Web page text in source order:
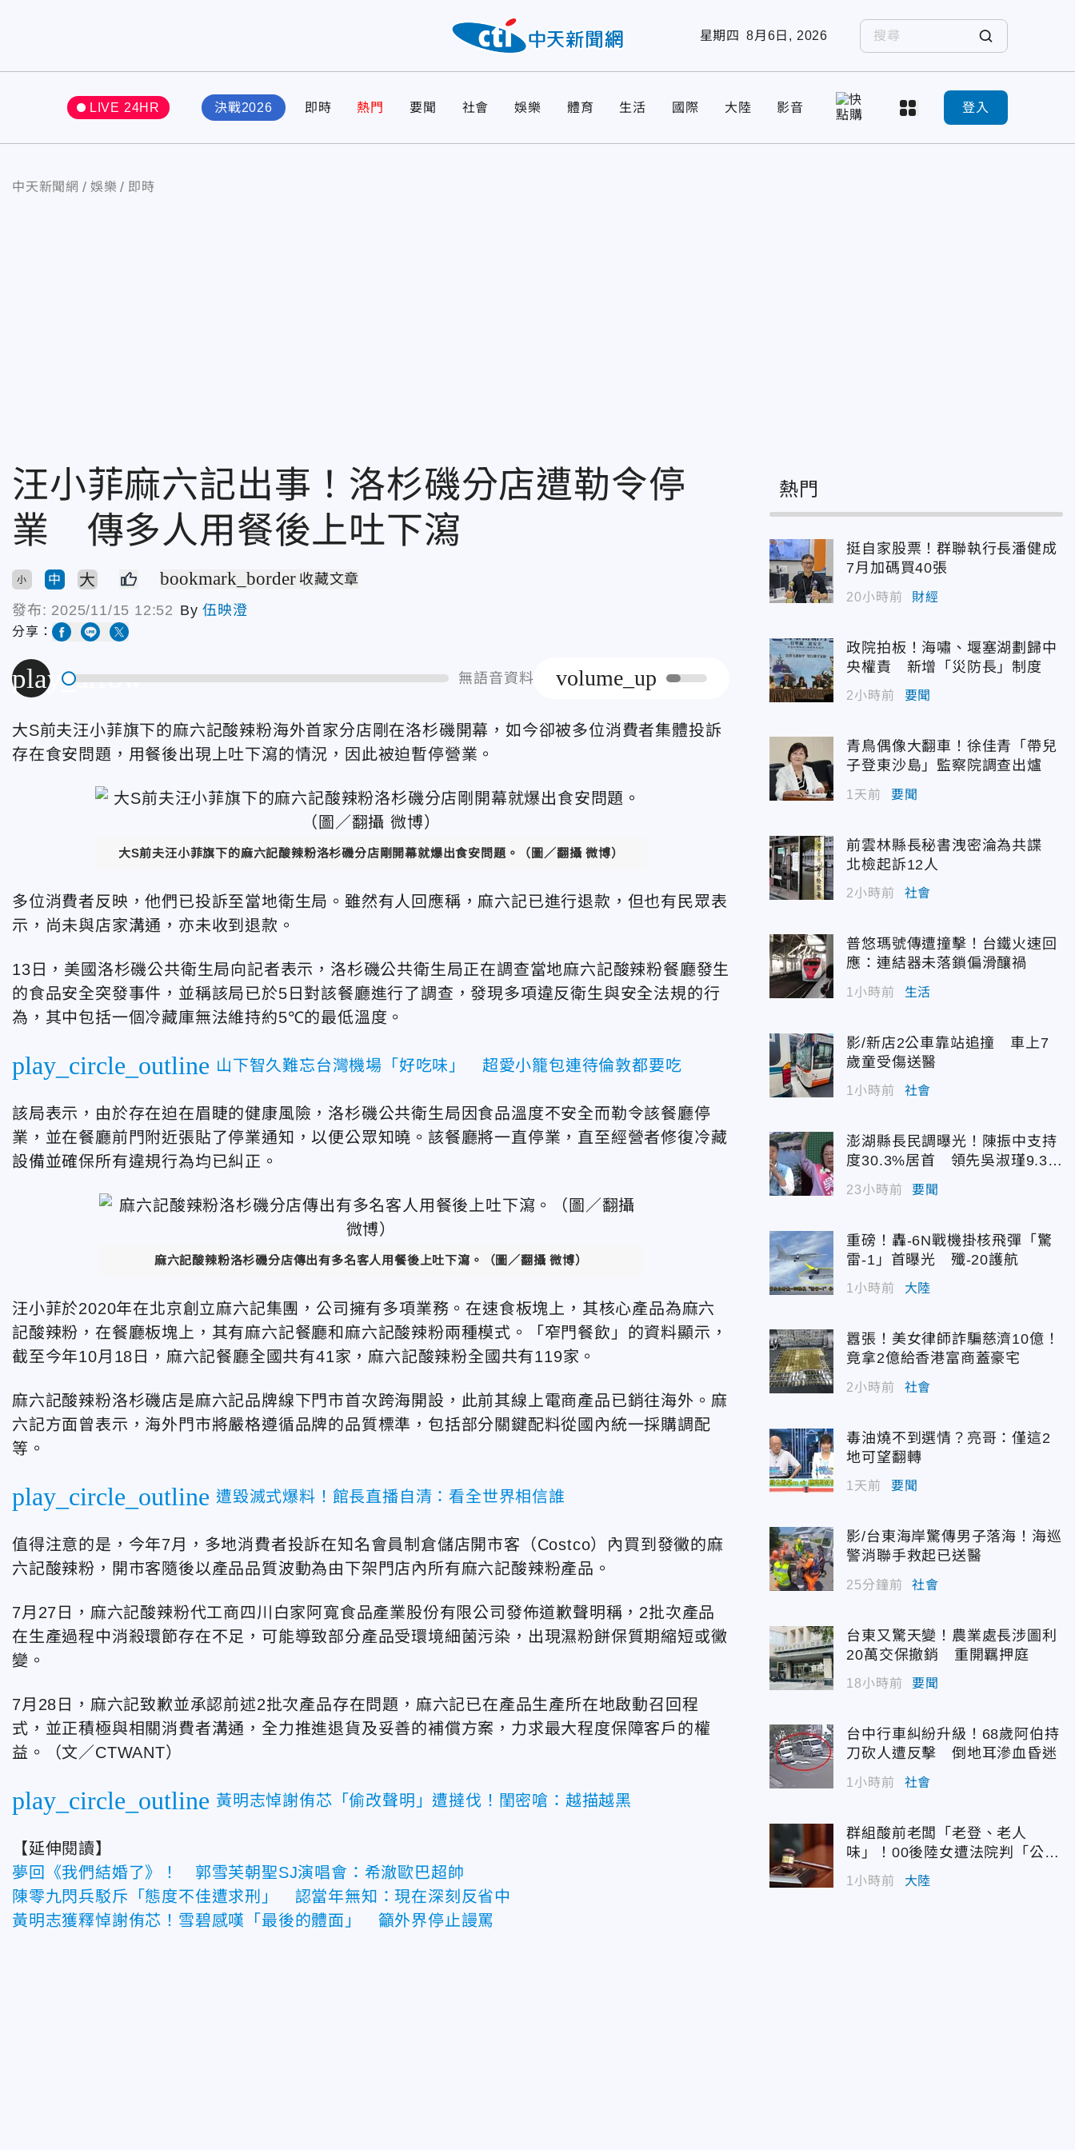
星期四 8月6日, 2026
LIVE 24HR 決戰2026 即時 熱門 要聞 社會 娛樂 體育 生活 國際 大陸 影音 登入
中天新聞網 娛樂 即時
汪小菲麻六記出事！洛杉磯分店遭勒令停
業 傳多人用餐後上吐下瀉
小 中 大 bookmark_border 收藏文章
發布: 2025/11/15 12:52 By伍映澄
分享：
play_arrow 無語音資料 volume_up
大S前夫汪小菲旗下的麻六記酸辣粉海外首家分店剛在洛杉磯開幕，如今卻被多位消費者集體投訴
存在食安問題，用餐後出現上吐下瀉的情況，因此被迫暫停營業。
大S前夫汪小菲旗下的麻六記酸辣粉洛杉磯分店剛開幕就爆出食安問題。（圖／翻攝 微博）
多位消費者反映，他們已投訴至當地衛生局。雖然有人回應稱，麻六記已進行退款，但也有民眾表
示，尚未與店家溝通，亦未收到退款。
13日，美國洛杉磯公共衛生局向記者表示，洛杉磯公共衛生局正在調查當地麻六記酸辣粉餐廳發生
的食品安全突發事件，並稱該局已於5日對該餐廳進行了調查，發現多項違反衛生與安全法規的行
為，其中包括一個冷藏庫無法維持約5℃的最低溫度。
play_circle_outline 山下智久難忘台灣機場「好吃味」 超愛小籠包連待倫敦都要吃
該局表示，由於存在迫在眉睫的健康風險，洛杉磯公共衛生局因食品溫度不安全而勒令該餐廳停
業，並在餐廳前門附近張貼了停業通知，以便公眾知曉。該餐廳將一直停業，直至經營者修復冷藏
設備並確保所有違規行為均已糾正。
麻六記酸辣粉洛杉磯分店傳出有多名客人用餐後上吐下瀉。（圖／翻攝 微博）
汪小菲於2020年在北京創立麻六記集團，公司擁有多項業務。在速食板塊上，其核心產品為麻六
記酸辣粉，在餐廳板塊上，其有麻六記餐廳和麻六記酸辣粉兩種模式。「窄門餐飲」的資料顯示，
截至今年10月18日，麻六記餐廳全國共有41家，麻六記酸辣粉全國共有119家。
麻六記酸辣粉洛杉磯店是麻六記品牌線下門市首次跨海開設，此前其線上電商產品已銷往海外。麻
六記方面曾表示，海外門市將嚴格遵循品牌的品質標準，包括部分關鍵配料從國內統一採購調配
等。
play_circle_outline 遭毀滅式爆料！館長直播自清：看全世界相信誰
值得注意的是，今年7月，多地消費者投訴在知名會員制倉儲店開市客（Costco）內買到發黴的麻
六記酸辣粉，開市客隨後以產品品質波動為由下架門店內所有麻六記酸辣粉產品。
7月27日，麻六記酸辣粉代工商四川白家阿寬食品產業股份有限公司發佈道歉聲明稱，2批次產品
在生產過程中消殺環節存在不足，可能導致部分產品受環境細菌污染，出現濕粉餅保質期縮短或黴
變。
7月28日，麻六記致歉並承認前述2批次產品存在問題，麻六記已在產品生產所在地啟動召回程
式，並正積極與相關消費者溝通，全力推進退貨及妥善的補償方案，力求最大程度保障客戶的權
益。（文／CTWANT）
play_circle_outline 黃明志悼謝侑芯「偷改聲明」遭撻伐！閨密嗆：越描越黑
【延伸閱讀】
夢回《我們結婚了》！ 郭雪芙朝聖SJ演唱會：希澈歐巴超帥
陳零九閃兵駁斥「態度不佳遭求刑」 認當年無知：現在深刻反省中
黃明志獲釋悼謝侑芯！雪碧感嘆「最後的體面」 籲外界停止謾罵
熱門
挺自家股票！群聯執行長潘健成
7月加碼買40張
20小時前 財經
政院拍板！海嘯、堰塞湖劃歸中
央權責 新增「災防長」制度
2小時前 要聞
青鳥偶像大翻車！徐佳青「帶兒
子登東沙島」監察院調查出爐
1天前 要聞
前雲林縣長秘書洩密淪為共諜
北檢起訴12人
2小時前 社會
普悠瑪號傳遭撞擊！台鐵火速回
應：連結器未落鎖偏滑釀禍
1小時前 生活
影/新店2公車靠站追撞 車上7
歲童受傷送醫
1小時前 社會
澎湖縣長民調曝光！陳振中支持
度30.3%居首 領先吳淑瑾9.3個
百分點
23小時前 要聞
重磅！轟-6N戰機掛核飛彈「驚
雷-1」首曝光 殲-20護航
1小時前 大陸
囂張！美女律師詐騙慈濟10億！
竟拿2億給香港富商蓋豪宅
2小時前 社會
毒油燒不到選情？亮哥：僅這2
地可望翻轉
1天前 要聞
影/台東海岸驚傳男子落海！海巡
警消聯手救起已送醫
25分鐘前 社會
台東又驚天變！農業處長涉圖利
20萬交保撤銷 重開羈押庭
18小時前 要聞
台中行車糾紛升級！68歲阿伯持
刀砍人遭反擊 倒地耳滲血昏迷
1小時前 社會
群組酸前老闆「老登、老人
味」！00後陸女遭法院判「公然
侮辱」
1小時前 大陸